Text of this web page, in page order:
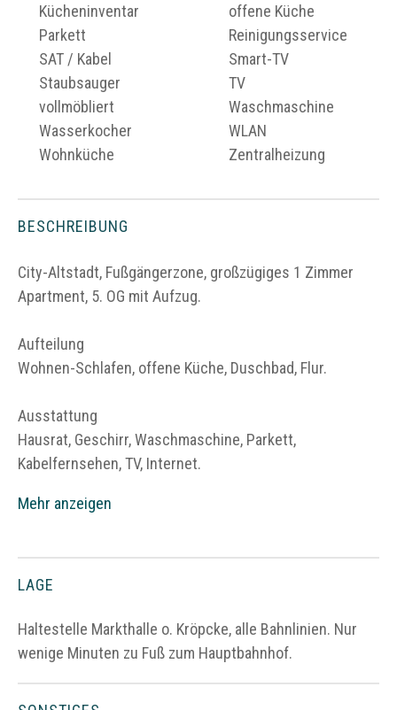
Kücheninventar
offene Küche
Parkett
Reinigungsservice
SAT / Kabel
Smart-TV
Staubsauger
TV
vollmöbliert
Waschmaschine
Wasserkocher
WLAN
Wohnküche
Zentralheizung
BESCHREIBUNG
City-Altstadt, Fußgängerzone, großzügiges 1 Zimmer
Apartment, 5. OG mit Aufzug.
Aufteilung
Wohnen-Schlafen, offene Küche, Duschbad, Flur.
Ausstattung
Hausrat, Geschirr, Waschmaschine, Parkett,
Kabelfernsehen, TV, Internet.
Mehr anzeigen
LAGE
Haltestelle Markthalle o. Kröpcke, alle Bahnlinien. Nur
wenige Minuten zu Fuß zum Hauptbahnhof.